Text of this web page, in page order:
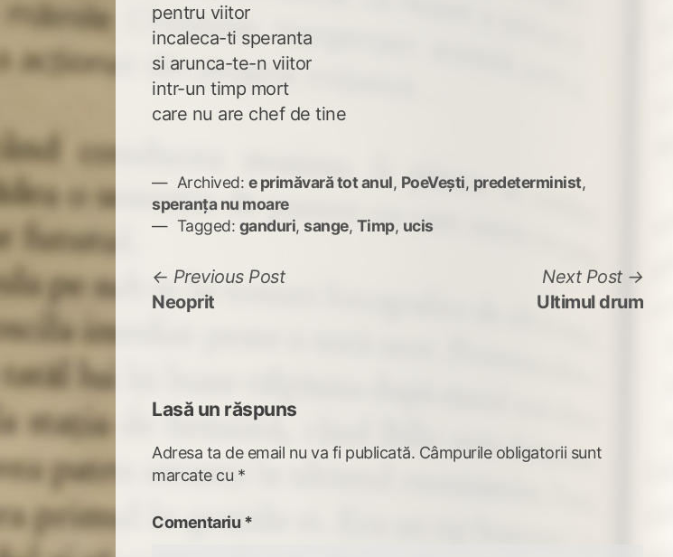
pentru viitor
incaleca-ti speranta
si arunca-te-n viitor
intr-un timp mort
care nu are chef de tine
Archived: e primăvară tot anul, PoeVești, predeterminist,
speranța nu moare
Tagged: ganduri,sange, Timp, ucis
Navigare
în
Previous PostPrevious
Neoprit
Next Post
post:
Ultimul drum
Lasă un răspuns
Adresa ta de email nu va fi publicată. Câmpurile obligatorii sunt
marcate cu *
Comentariu *